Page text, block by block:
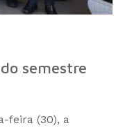
semestre
feira (30), a